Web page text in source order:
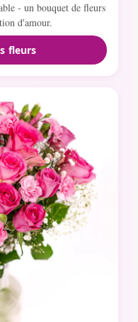
- un bouquet de fleurs
d'amour.
fleurs